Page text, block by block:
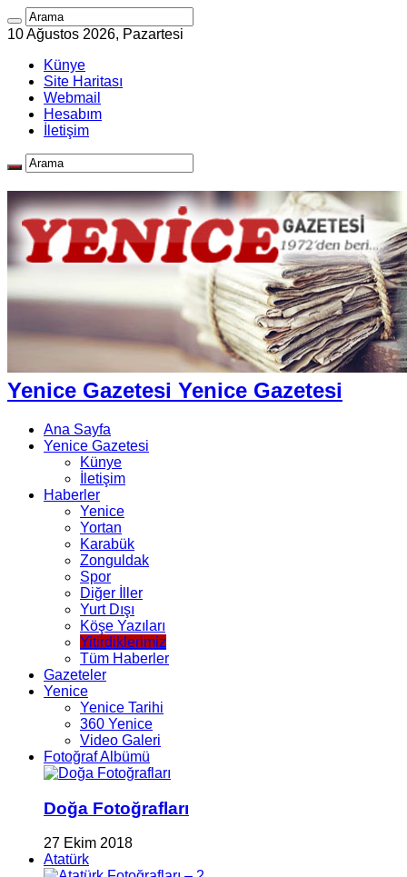
10 Ağustos 2026, Pazartesi
Künye
Site Haritası
Webmail
Hesabım
İletişim
Yenice Gazetesi Yenice Gazetesi
Ana Sayfa
Yenice Gazetesi
Künye
İletişim
Haberler
Yenice
Yortan
Karabük
Zonguldak
Spor
Diğer İller
Yurt Dışı
Köşe Yazıları
Yitirdiklerimiz
Tüm Haberler
Gazeteler
Yenice
Yenice Tarihi
360 Yenice
Video Galeri
Fotoğraf Albümü
Doğa Fotoğrafları
27 Ekim 2018
Atatürk